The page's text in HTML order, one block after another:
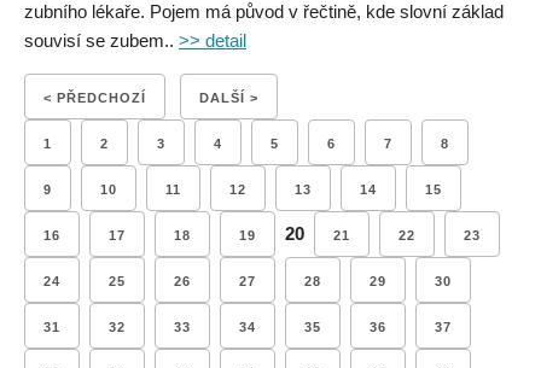
zubního lékaře. Pojem má původ v řečtině, kde slovní základ
souvisí se zubem.. >> detail
< PŘEDCHOZÍ DALŠÍ >
1 2 3 4 5 6 7 8
9 10 11 12 13 14 15
16 17 18 19 20 21 22 23
24 25 26 27 28 29 30
31 32 33 34 35 36 37